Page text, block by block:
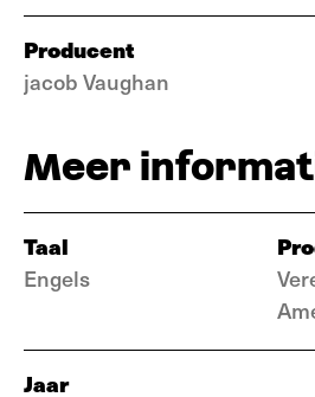
Producent
jacob Vaughan
Meer
Taal
Engels
Jaar